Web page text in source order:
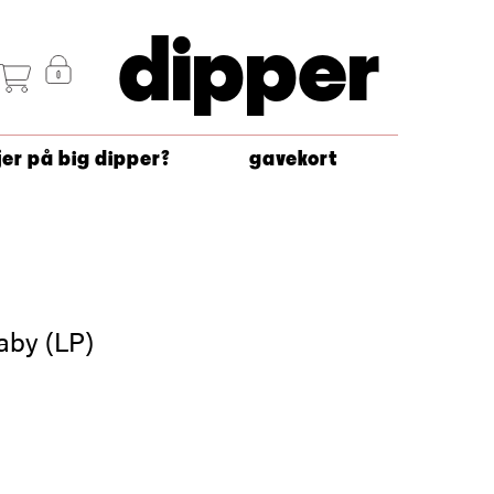
dipper
på big dipper? gavekort
(LP)